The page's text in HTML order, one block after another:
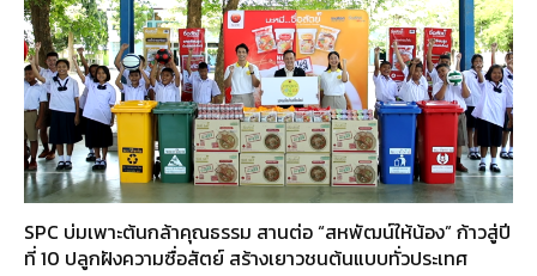
SPC บ่มเพาะต้นกล้าคุณธรรม สานต่อ “สหพัฒน์ให้น้อง” ก้าวสู่ปี
ที่ 10 ปลูกฝังความซื่อสัตย์ สร้างเยาวชนต้นแบบทั่วประเทศ